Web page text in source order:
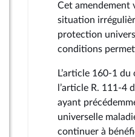
4 novembre 2024
Cet amendement
situation
protection
conditions
L’article 160-1
l’article R. 111-4
ayant
universelle
continuer à